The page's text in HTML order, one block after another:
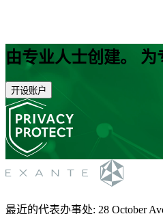
由专业人士创建。 为
开设账户
最近的代表办事处: 28 October